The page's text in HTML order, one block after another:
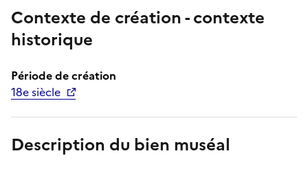
Contexte de création - contexte
historique
Période de création
18e siècle
Description du bien muséal